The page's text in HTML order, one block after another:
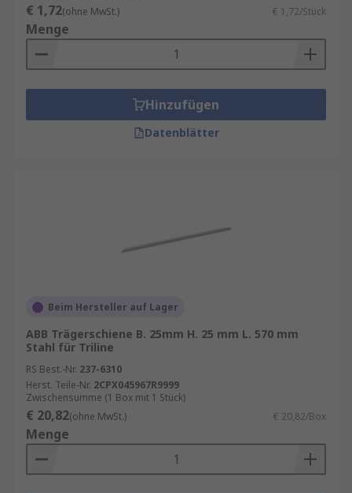
€ 1,72(ohne MwSt.) € 1,72/Stück
Menge
Hinzufügen
Datenblätter
Beim Hersteller auf Lager
ABB Trägerschiene B. 25mm H. 25 mm L. 570 mm
Stahl für Triline
RS Best.-Nr. 237-6310
Herst. Teile-Nr. 2CPX045967R9999
Zwischensumme (1 Box mit 1 Stück)
€ 20,82(ohne MwSt.) € 20,82/Box
Menge